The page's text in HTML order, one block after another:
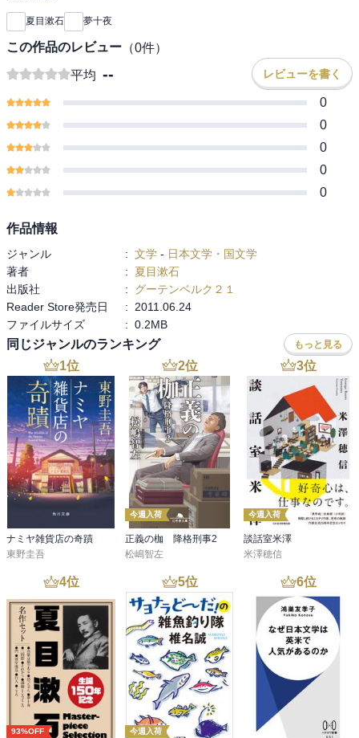
夏目漱石 夢十夜
この作品のレビュー （0件）
平均 -- レビューを書く
0
0
0
0
0
作品情報
ジャンル : 文学 - 日本文学・国文学
著者
:
夏目漱石
出版社
:
グーテンベルク２１
Reader Store発売日
:
2011.06.24
ファイルサイズ
: 0.2MB
同じジャンルのランキング もっと見る
1位
ナミヤ雑貨店の奇蹟
東野圭吾
2位
今週入荷
正義の枷 降格刑事2
松嶋智左
3位
今週入荷
談話室米澤
米澤穂信
4位
93%OFF
5位
今週入荷
6位